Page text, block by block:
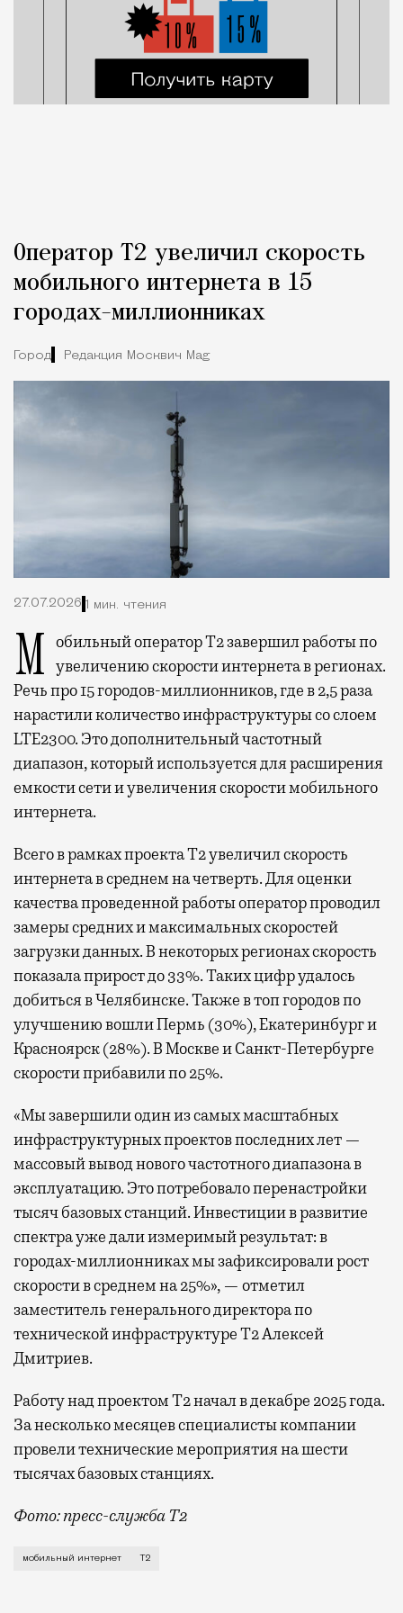
Оператор Т2 увеличил скорость
мобильного интернета в 15
городах-миллионниках
Город Редакция Москвич Mag
27.07.2026 1 мин. чтения
Мобильный оператор Т2 завершил работы по увеличению скорости интернета в регионах.
Речь про 15 городов-миллионников, где в 2,5 раза
нарастили количество инфраструктуры со слоем
LTE2300. Это дополнительный частотный
диапазон, который используется для расширения
емкости сети и увеличения скорости мобильного
интернета.
Всего в рамках проекта Т2 увеличил скорость
интернета в среднем на четверть. Для оценки
качества проведенной работы оператор проводил
замеры средних и максимальных скоростей
загрузки данных. В некоторых регионах скорость
показала прирост до 33%. Таких цифр удалось
добиться в Челябинске. Также в топ городов по
улучшению вошли Пермь (30%), Екатеринбург и
Красноярск (28%). В Москве и Санкт-Петербурге
скорости прибавили по 25%.
«Мы завершили один из самых масштабных
инфраструктурных проектов последних лет —
массовый вывод нового частотного диапазона в
эксплуатацию. Это потребовало перенастройки
тысяч базовых станций. Инвестиции в развитие
спектра уже дали измеримый результат: в
городах-миллионниках мы зафиксировали рост
скорости в среднем на 25%», — отметил
заместитель генерального директора по
технической инфраструктуре Т2 Алексей
Дмитриев.
Работу над проектом Т2 начал в декабре 2025 года.
За несколько месяцев специалисты компании
провели технические мероприятия на шести
тысячах базовых станциях.
Фото: пресс-служба Т2
Мобильный оператор Т2 завершил работы по
мобильный интернет Т2